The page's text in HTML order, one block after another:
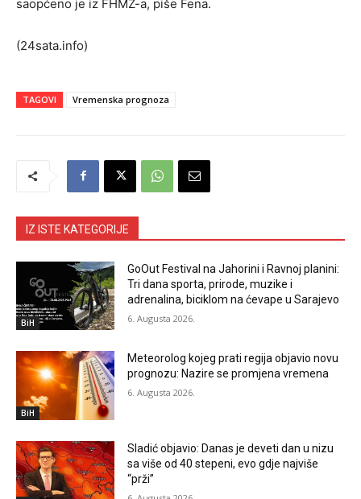
saopćeno je iz FHMZ-a, piše Fena.
(24sata.info)
TAGOVI Vremenska prognoza
IZ ISTE KATEGORIJE
BiH
GoOut Festival na Jahorini i Ravnoj planini:
Tri dana sporta, prirode, muzike i
adrenalina, biciklom na ćevape u Sarajevo
6. Augusta 2026.
BiH
Meteorolog kojeg prati regija objavio novu
prognozu: Nazire se promjena vremena
6. Augusta 2026.
Sladić objavio: Danas je deveti dan u nizu
sa više od 40 stepeni, evo gdje najviše
“prži”